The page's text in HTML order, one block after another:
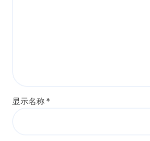
显示名称 *